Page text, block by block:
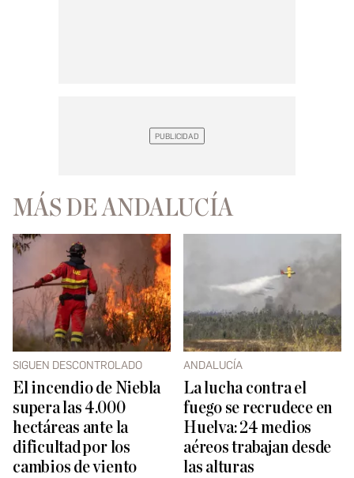
MÁS DE ANDALUCÍA
SIGUEN DESCONTROLADO
El incendio de Niebla
supera las 4.000
hectáreas ante la
dificultad por los
cambios de viento
ANDALUCÍA
La lucha contra el
fuego se recrudece en
Huelva: 24 medios
aéreos trabajan desde
las alturas